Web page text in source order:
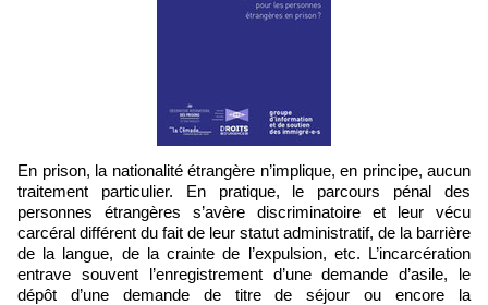
En prison, la nationalité étrangère n’implique, en principe, aucun
traitement particulier. En pratique, le parcours pénal des
personnes étrangères s’avère discriminatoire et leur vécu
carcéral différent du fait de leur statut administratif, de la barrière
de la langue, de la crainte de l’expulsion, etc. L’incarcération
entrave souvent l’enregistrement d’une demande d’asile, le
dépôt d’une demande de titre de séjour ou encore la